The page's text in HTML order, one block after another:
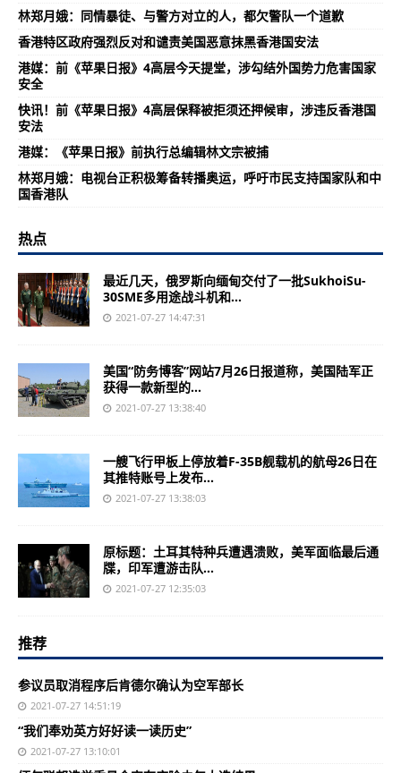
林郑月娥：同情暴徒、与警方对立的人，都欠警队一个道歉
香港特区政府强烈反对和谴责美国恶意抹黑香港国安法
港媒：前《苹果日报》4高层今天提堂，涉勾结外国势力危害国家
安全
快讯！前《苹果日报》4高层保释被拒须还押候审，涉违反香港国
安法
港媒：《苹果日报》前执行总编辑林文宗被捕
林郑月娥：电视台正积极筹备转播奥运，呼吁市民支持国家队和中
国香港队
热点
最近几天，俄罗斯向缅甸交付了一批SukhoiSu-
30SME多用途战斗机和...
2021-07-27 14:47:31
美国“防务博客”网站7月26日报道称，美国陆军正
获得一款新型的...
2021-07-27 13:38:40
一艘飞行甲板上停放着F-35B舰载机的航母26日在
其推特账号上发布...
2021-07-27 13:38:03
原标题：土耳其特种兵遭遇溃败，美军面临最后通
牒，印军遭游击队...
2021-07-27 12:35:03
推荐
参议员取消程序后肯德尔确认为空军部长
2021-07-27 14:51:19
“我们奉劝英方好好读一读历史”
2021-07-27 13:10:01